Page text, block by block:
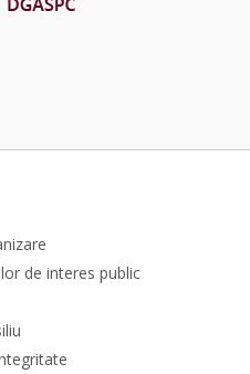
de interes public